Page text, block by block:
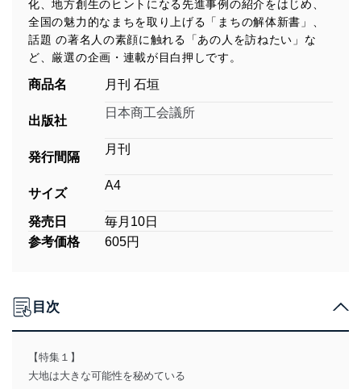
化、地方創生のヒントになる先進事例の紹介をはじめ、
全国の魅力的なまちを取り上げる「まちの解体新書」、
話題 の著名人の素顔に触れる「あの人を訪ねたい」な
ど、厳選の企画・連載が目白押しです。
商品名 月刊 石垣
出版社
日本商工会議所
発行間隔
月刊
サイズ
A4
発売日
毎月10日
参考価格
605円
目次
【特集１】
大地は大きな可能性を秘めている